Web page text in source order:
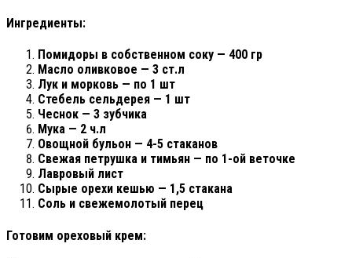
Ингредиенты:
Помидоры в собственном соку — 400 гр
Масло оливковое — 3 ст.л
Лук и морковь — по 1 шт
Стебель сельдерея — 1 шт
Чеснок — 3 зубчика
Мука — 2 ч.л
Овощной бульон — 4-5 стаканов
Свежая петрушка и тимьян — по 1-ой веточке
Лавровый лист
Сырые орехи кешью — 1,5 стакана
Соль и свежемолотый перец
Готовим ореховый крем: